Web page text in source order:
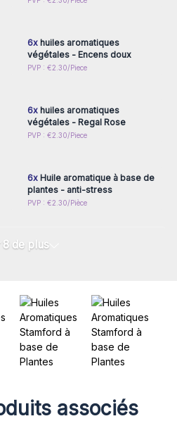
6xhuiles aromatiques
végétales - Encens doux
PVP : €2.30/Piece
Connectez-vous ou
6xhuiles aromatiques
végétales - Regal Rose
PVP : €2.30/Piece
Connectez-vous ou
6xHuile aromatique à base de
plantes - anti-stress
PVP : €2.30/Pièce
8 de plus
associés